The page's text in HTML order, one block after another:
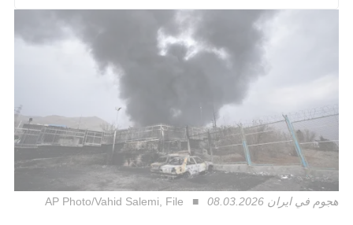
هجوم في ايران 08.03.2026 AP Photo/Vahid Salemi, File